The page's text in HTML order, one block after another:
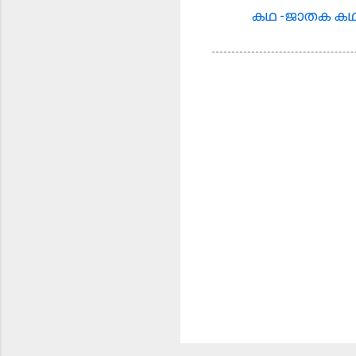
കഥ -ജാതക